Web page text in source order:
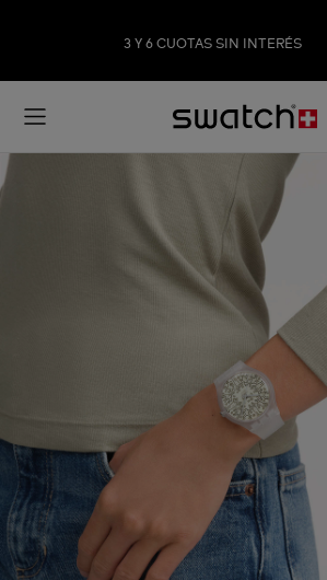
3 Y 6 CUOTAS SIN INTERÉS